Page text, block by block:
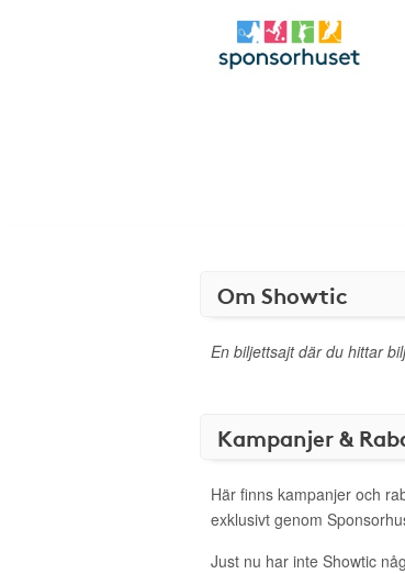
Om Showtic
En biljettsajt där du hittar
Kampanjer &
Här finns kampanjer och
exklusivt genom
Just nu har inte Showtic